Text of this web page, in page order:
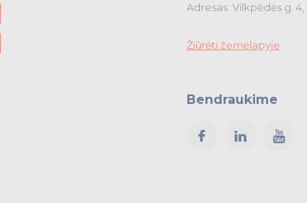
Adresas: Vilkpėdės g. 4,
Žiūrėti žemėlapyje
Bendraukime